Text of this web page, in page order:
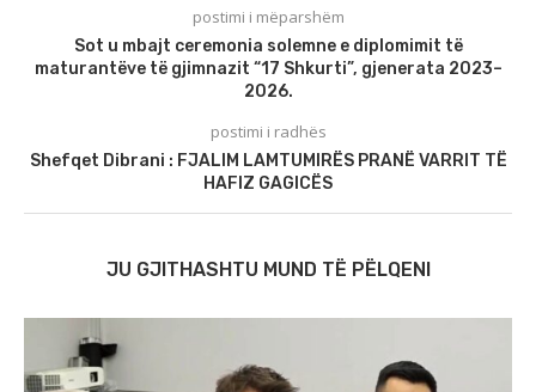
postimi i mëparshëm
Sot u mbajt ceremonia solemne e diplomimit të
maturantëve të gjimnazit “17 Shkurti”, gjenerata 2023–
2026.
postimi i radhës
Shefqet Dibrani : FJALIM LAMTUMIRËS PRANË VARRIT TË
HAFIZ GAGICËS
JU GJITHASHTU MUND TË PËLQENI